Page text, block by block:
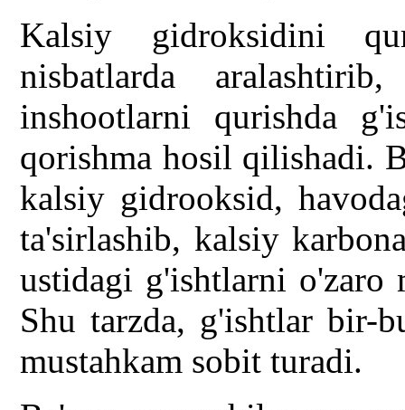
Kalsiy gidroksidini
nisbatlarda
inshootlarni qurishda
qorishma hosil qilishadi.
kalsiy gidrooksid,
ta'sirlashib, kalsiy
ustidagi g'ishtlarni o'zaro
Shu tarzda, g'ishtlar bir-
mustahkam sobit turadi.